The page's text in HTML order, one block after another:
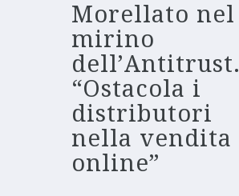
Morellato nel
mirino
dell’Antitrust.
“Ostacola i
distributori
nella vendita
online”